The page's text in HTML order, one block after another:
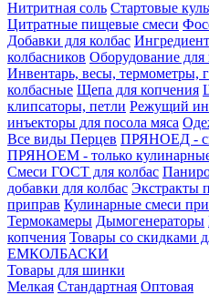
Нитритная соль Стартовые
Цитратные пищевые смеси
Добавки для колбас
колбасников Оборудование для
Инвентарь, весы, термометры,
колбасные Щепа для копчения
клипсаторы, петли Режущий
инъекторы для посола мяса
Все виды Перцев ПРЯНОЕД -
ПРЯНОЕМ - только
Смеси ГОСТ для колбас
добавки для колбас Экстракты
приправ Кулинарные смеси
Термокамеры Дымогенераторы
копчения Товары со скидками
ЕМКОЛБАСКИ
Товары для шинки
Мелкая Стандартная Оптовая